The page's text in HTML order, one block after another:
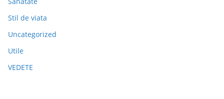
Stil de viata
Uncategorized
Utile
VEDETE